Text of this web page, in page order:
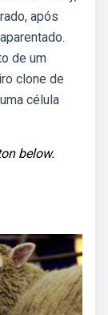
após
de um
clone de
célula
below.